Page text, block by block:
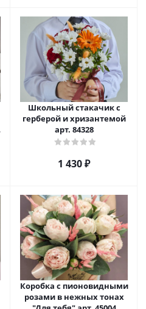
Школьный стакачик с
герберой и хризантемой
арт. 84328
1 430₽
Коробка с пионовидными
розами в нежных тонах